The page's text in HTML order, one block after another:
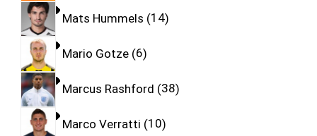
Mats Hummels 14
Mario Gotze 6
Marcus Rashford 38
Marco Verratti 10